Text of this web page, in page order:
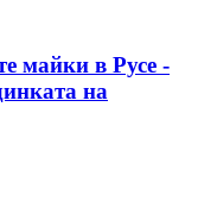
майки в Русе -
на